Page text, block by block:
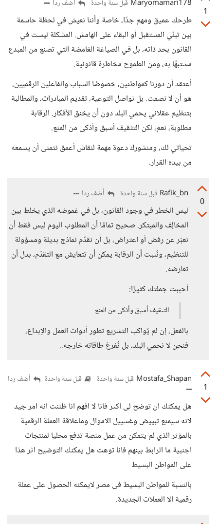
1
Maryomamari178 قبل سنة واحدة أضف ردا
طرحك عميق ومهم جدًا، خاصة وأننا نعيش في لحظة حاسمة
بين تبنّي المستقبل أو البقاء على الهامش. المشكلة ليست في
القانون بحد ذاته، بل في الصياغة الغامضة التي تصنع من المبدع
مشتبهًا به، ومن الطموح مخاطرة قانونية.
أعتقد أن دورنا كمواطنين، خصوصًا الشباب والفاعلين الرقميين،
هو أن لا نصمت. بل نواصل التوعية، تقديم المبادرات، والمطالبة
بتنظيم عقلاني يحمي البلد دون أن يخنق الأفكار. الرقابة
مطلوبة، نعم، لكن التثقيف أسبق وأذكى من المنع.
تحياتي لك، ومنشورك دعوة مهمة لنقاش أعمق نتمنى أن يسمعه
من بيده القرار.
0
Rafik_bn قبل سنة واحدة أضف ردا
ليس الخطر في وجود القانون، بل في غموضه الذي يخلط بين
المخالِف والمبتكر. صحيح تمامًا أن المطلوب اليوم ليس فقط أن
نعبّر عن رفض أو اعتراض، بل أن نقدّم نماذج بديلة ومسؤولة
للتنظيم، ونُثبت أن الرقابة يمكن أن تتعايش مع التقدّم، بدل أن
تعارضه.
أحببت جملتك كثيرًا:
التثقيف أسبق وأذكى من المنع
بالفعل، إن لم يُواكب التشريع تطور أدوات العمل والإبداع،
فنحن لا نحمي البلد، بل نُفرغ طاقاته خارجه..
1
Mostafa_Shapan قبل سنة واحدة قبل سنة واحدة أضف ردا
هل يمكنك ان توضح لى اكثر فانا لا افهم انا ظننت انه امر جيد
لانه سيمنع تبييض وغسييل الاموال وماعلاقة العملة الرقمية
بالمؤثر الذي لم يتمكن من عمل منصة تدفع محليا لمنتجات
اجنبية ما الرابط بينهم فانا توهت هل يمكنك التوضيح اثر هذا
على المواطن البسيط
بالنسبة للمواطن البسيط فى مصر لايمكنه الحصول على عملة
رقمية الا العملات الجديدة.